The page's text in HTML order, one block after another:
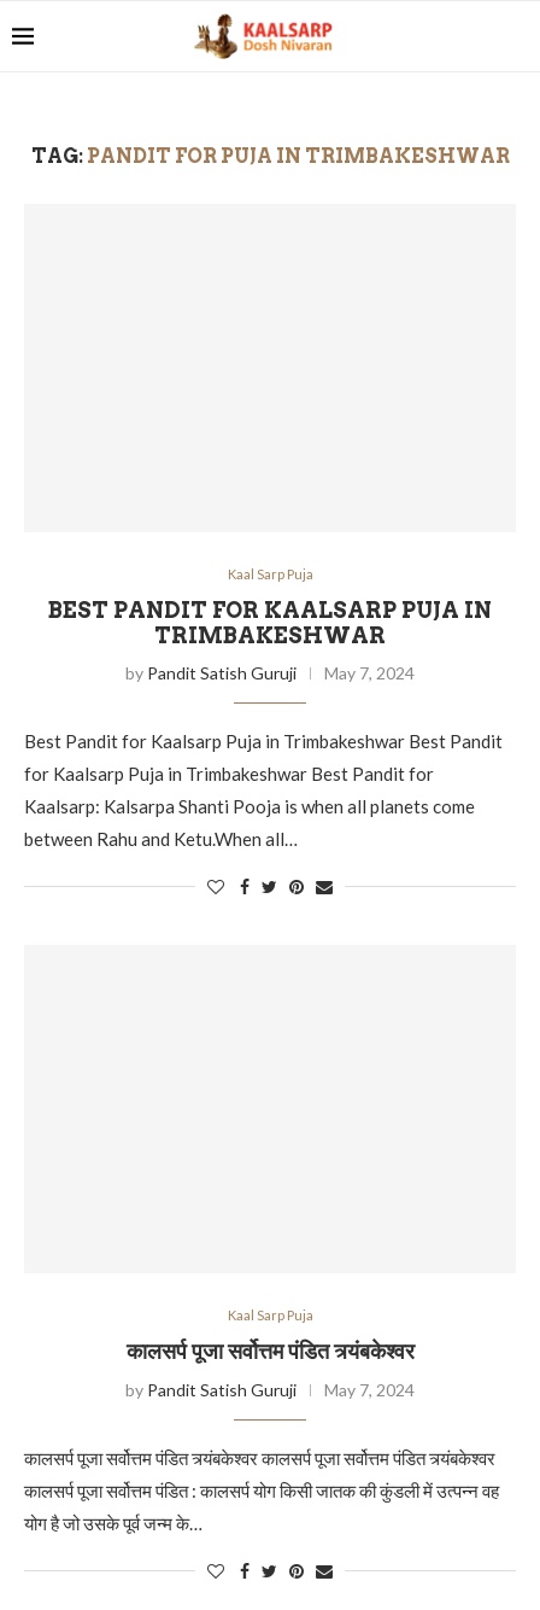
TAG: PANDIT FOR PUJA IN TRIMBAKESHWAR
Kaal Sarp Puja
BEST PANDIT FOR KAALSARP PUJA IN
TRIMBAKESHWAR
by Pandit Satish Guruji May 7, 2024
Best Pandit for Kaalsarp Puja in Trimbakeshwar Best Pandit
for Kaalsarp Puja in Trimbakeshwar Best Pandit for
Kaalsarp: Kalsarpa Shanti Pooja is when all planets come
between Rahu and Ketu.When all…
Kaal Sarp Puja
कालसर्प पूजा सर्वोत्तम पंडित त्र्यंबकेश्वर
by Pandit Satish Guruji May 7, 2024
कालसर्प पूजा सर्वोत्तम पंडित त्र्यंबकेश्वर कालसर्प पूजा सर्वोत्तम पंडित त्र्यंबकेश्वर
कालसर्प पूजा सर्वोत्तम पंडित : कालसर्प योग किसी जातक की कुंडली में उत्पन्न वह
योग है जो उसके पूर्व जन्म के…